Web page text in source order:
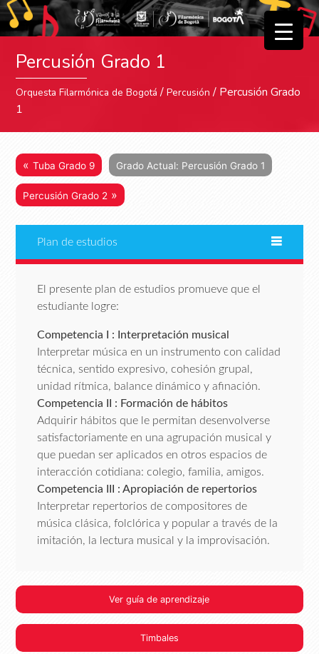
Percusión Grado 1
Orquesta Filarmónica de Bogotá /Percusión / Percusión Grado
1
«Tuba Grado 9 Grado Actual: Percusión Grado 1
Percusión Grado 2 »
Plan de estudios
El presente plan de estudios promueve que el
estudiante logre:
Competencia I : Interpretación musical
Interpretar música en un instrumento con calidad
técnica, sentido expresivo, cohesión grupal,
unidad rítmica, balance dinámico y afinación.
Competencia II : Formación de hábitos
Adquirir hábitos que le permitan desenvolverse
satisfactoriamente en una agrupación musical y
que puedan ser aplicados en otros espacios de
interacción cotidiana: colegio, familia, amigos.
Competencia III : Apropiación de repertorios
Interpretar repertorios de compositores de
música clásica, folclórica y popular a través de la
imitación, la lectura musical y la improvisación.
Ver guía de aprendizaje
Timbales